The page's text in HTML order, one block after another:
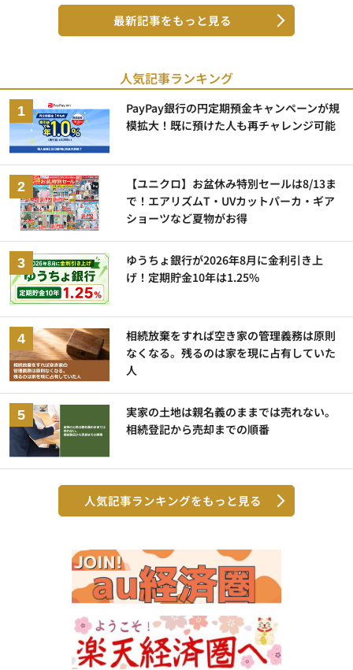
最新記事をもっと見る
人気記事ランキング
PayPay銀行の円定期預金キャンペーンが規
模拡大！既に預けた人も再チャレンジ可能
【ユニクロ】お盆休み特別セールは8/13ま
で！エアリズムT・UVカットパーカ・ギア
ショーツなど夏物がお得
ゆうちょ銀行が2026年8月に金利引き上
げ！定期貯金10年は1.25%
相続放棄をすれば空き家の管理義務は原則
なくなる。残るのは家を現に占有していた
人
実家の土地は親名義のままでは売れない。
相続登記から売却までの順番
人気記事ランキングをもっと見る